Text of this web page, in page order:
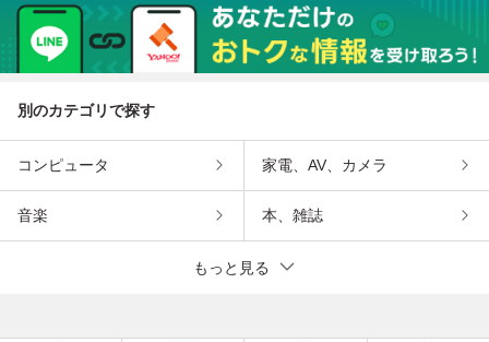
別のカテゴリで探す
コンピュータ 家電、AV、カメラ
音楽 本、雑誌
もっと見る